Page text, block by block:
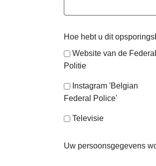
Hoe hebt u dit
Website van de
Politie
Instagram 'Belgian
Federal Police'
Televisie
Uw persoonsgegevens